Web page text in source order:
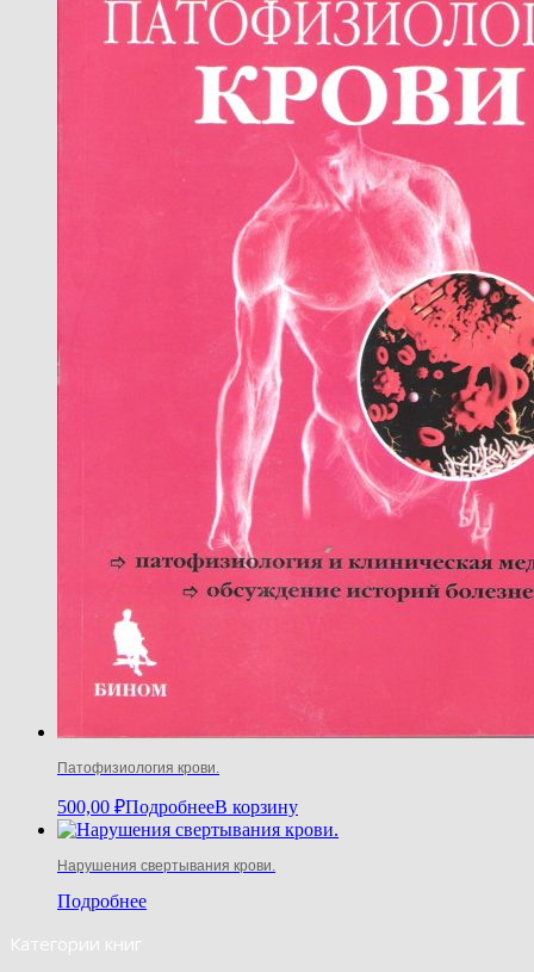
Патофизиология крови.
500,00 ₽ПодробнееВ корзину
Нарушения свертывания крови.
Подробнее
Категории книг